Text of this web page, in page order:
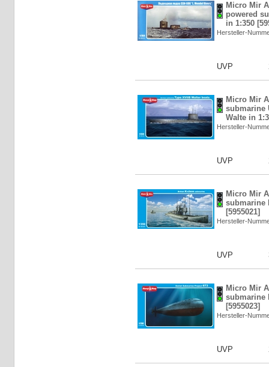
Micro Mir
powered
in 1:350
Hersteller-
UVP
Micro Mir
submarine
Walte in
Hersteller-
UVP
Micro Mir
submarine
[5955021]
Hersteller-
UVP
Micro Mir
submarine
[5955023]
Hersteller-
UVP